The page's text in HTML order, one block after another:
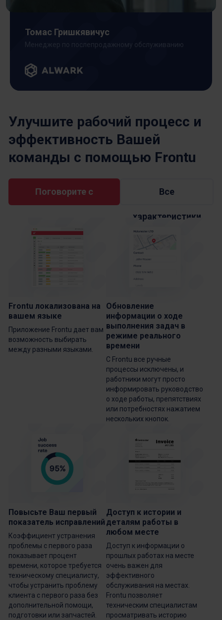
Томас Гришкявичус
Менеджер по послепродажному обслуживанию
Улучшите рабочий процесс и
эффективность Вашей
команды с помощью Frontu
Поговорите с Все
характеристики
Frontu локализована на
вашем языке
Приложение Frontu дает вам
возможность выбирать
между разными языками.
Обновление
информации о ходе
выполнения задач в
режиме реального
времени
С Frontu все ручные
процессы исключены, и
работники могут просто
информировать руководство
о ходе работы, препятствиях
или потребностях нажатием
нескольких кнопок.
Повысьте Ваш первый
показатель исправлений
Коэффициент устранения
проблемы с первого раза
показывает процент
времени, которое требуется
техническому специалисту,
чтобы устранить проблему
клиента с первого раза без
дополнительной помощи,
подготовки или запчастей.
Доступ к истории и
деталям работы в
любом месте
Доступ к информации о
прошлых работах на месте
очень важен для
эффективного
обслуживания на местах.
Frontu позволяет
техническим специалистам
просматривать историю